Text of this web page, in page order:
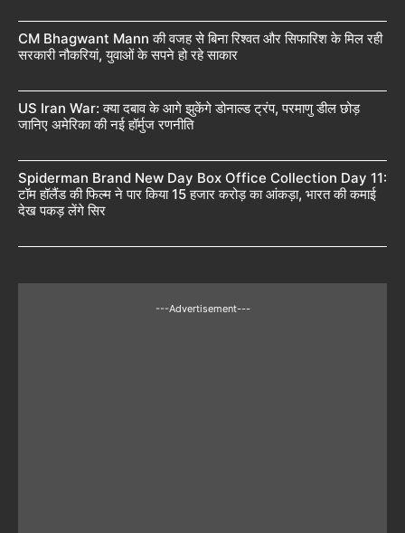
CM Bhagwant Mann की वजह से बिना रिश्वत और सिफारिश के मिल रही
सरकारी नौकरियां, युवाओं के सपने हो रहे साकार
US Iran War: क्या दबाव के आगे झुकेंगे डोनाल्ड ट्रंप, परमाणु डील छोड़
जानिए अमेरिका की नई हॉर्मुज रणनीति
Spiderman Brand New Day Box Office Collection Day 11:
टॉम हॉलैंड की फिल्म ने पार किया 15 हजार करोड़ का आंकड़ा, भारत की कमाई
देख पकड़ लेंगे सिर
---Advertisement---